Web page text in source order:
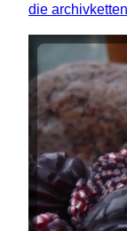
die archivketten